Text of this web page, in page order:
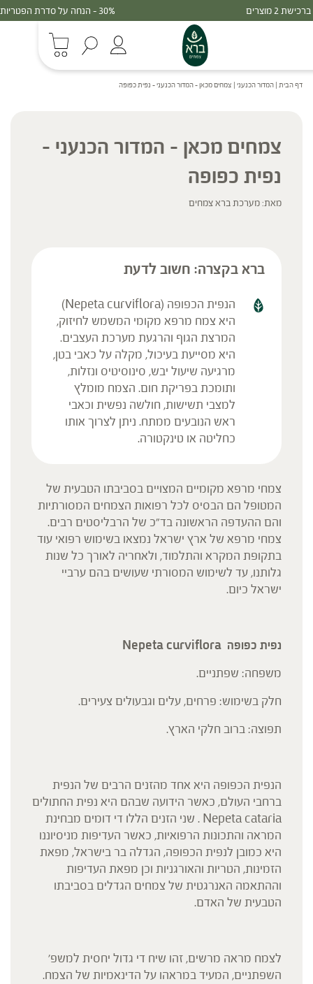
30% - הנחה על סדרת הפטריות ברכישת 3 מוצרים
דף הבית | המדור הכנעני | צמחים מכאן – המדור הכנעני – נפית כפופה
צמחים מכאן – המדור הכנעני –
נפית כפופה
מאת: מערכת ברא צמחים
ברא בקצרה: חשוב לדעת
הנפית הכפופה (Nepeta curviflora)
היא צמח מרפא מקומי המשמש לחיזוק,
המרצת הגוף והרגעת מערכת העצבים.
היא מסייעת בעיכול, מקלה על כאבי בטן,
מרגיעה שיעול יבש, סינוסיטיס ונזלות,
ותומכת בפריקת חום. הצמח מומלץ
למצבי תשישות, חולשה נפשית וכאבי
ראש הנובעים ממתח. ניתן לצרוך אותו
כחליטה או טינקטורה.
צמחי מרפא מקומיים המצויים בסביבתו הטבעית של
המטופל הם הבסיס לכל רפואות הצמחים המסורתיות
והם ההעדפה הראשונה בד"כ של הרבליסטים רבים.
צמחי מרפא של ארץ ישראל נמצאו בשימוש רפואי עוד
בתקופת המקרא והתלמוד, ולאחריה לאורך כל שנות
גלותנו, עד לשימוש המסורתי שעושים בהם ערביי
ישראל כיום.
נפית כפופה Nepeta curviflora
משפחה: שפתניים.
חלק בשימוש: פרחים, עלים וגבעולים צעירים.
תפוצה: ברוב חלקי הארץ.
הנפית הכפופה היא אחד מהזנים הרבים של הנפית
ברחבי העולם, כאשר הידועה שבהם היא נפית החתולים
Nepeta cataria . שני הזנים הללו די דומים מבחינת
המראה והתכונות הרפואיות, כאשר העדיפות מניסיוננו
היא כמובן לנפית הכפופה, הגדלה בר בישראל, מפאת
הזמינות, הטריות והאורגניות וכן מפאת העדיפות
וההתאמה האנרגטית של צמחים הגדלים בסביבתו
הטבעית של האדם.
לצמח מראה מרשים, זהו שיח די גדול יחסית למשפ'
השפתניים, המעיד במראהו על הדינאמיות של הצמח.